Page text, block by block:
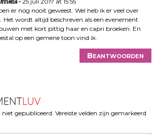
er nog nooit geweest. Wel heb ik er veel over
Het wordt altijd beschreven als een evenement
met kort pittig haar en capri broeken. En
op een gemene toon vind ik.
Beantwoorden
gepubliceerd. Vereiste velden zijn gemarkeerd